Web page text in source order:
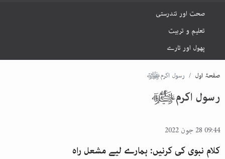
صحت اور تندرستی
تعلیم و تربیت
پھول اور تارے
صفحۂ اول رسول اکرمﷺ
رسول اکرمﷺ
09:44 28 جون 2022
کلام نبوی کی کرنیں: ہمارے لیے مشعل راہ